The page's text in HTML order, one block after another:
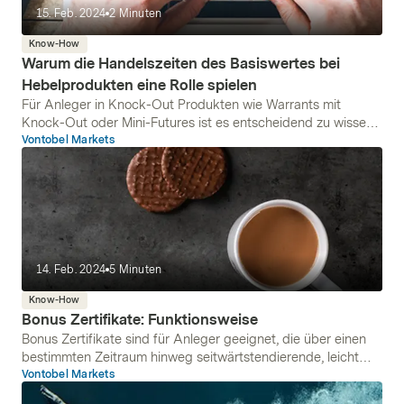
15. Feb. 2024 2 Minuten
Know-How
Warum die Handelszeiten des Basiswertes bei
Hebelprodukten eine Rolle spielen
Für Anleger in Knock-Out Produkten wie Warrants mit
Knock-Out oder Mini-Futures ist es entscheidend zu wissen,
wann und zu welchen Bedingungen ihr Produkt ausgeknockt
werden kann. Was viele aber nicht wissen: Die Handelszeiten
des Basiswertes spielen hierbei eine entscheidende Rolle.
Vontobel Markets
14. Feb. 2024 5 Minuten
Know-How
Bonus Zertifikate: Funktionsweise
Bonus Zertifikate sind für Anleger geeignet, die über einen
bestimmten Zeitraum hinweg seitwärtstendierende, leicht
fallende oder leicht steigende Kurse erwarten. Ein Bonus
Zertifikat bezieht sich grundsätzlich auf einen Basiswert,
Vontobel Markets